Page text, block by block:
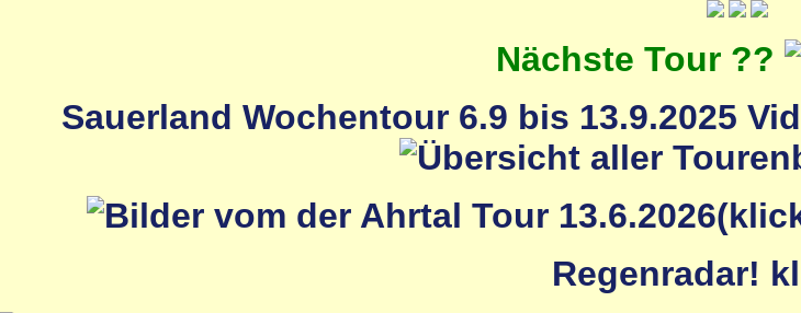
Nächste Tour ??
Sauerland Wochentour 6.9 bis 13.9.2025
Regenradar!